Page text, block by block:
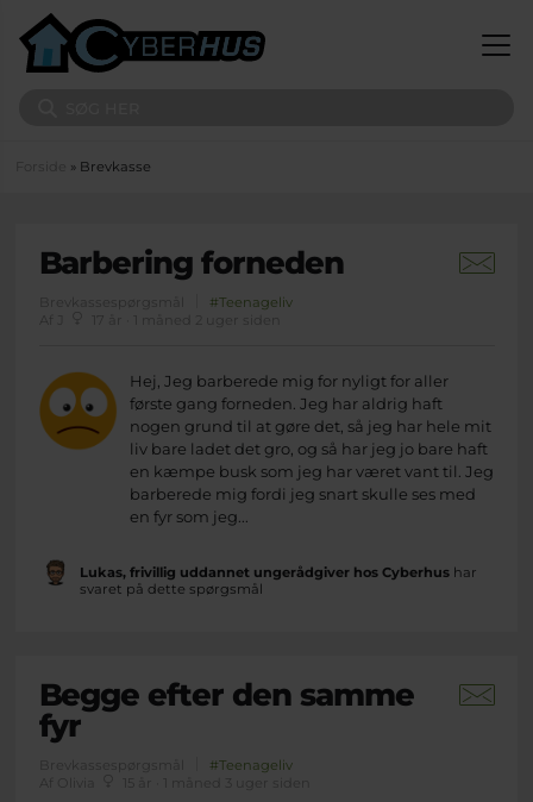
Du er her
» Brevkasse
Barbering forneden
Brevkassespørgsmål
#Teenageliv
Af J
Hej, Jeg barberede mig for nyligt for aller
første gang forneden. Jeg har aldrig haft
nogen grund til at gøre det, så jeg har hele mit
liv bare ladet det gro, og så har jeg jo bare haft
en kæmpe busk som jeg har været vant til. Jeg
barberede mig fordi jeg snart skulle ses med
en fyr som jeg...
Lukas, frivillig uddannet ungerådgiver hos Cyberhushar
svaret på dette spørgsmål
Begge efter den samme
fyr
Brevkassespørgsmål
#Teenageliv
Af Olivia
15 år · 1 måned 3 uger siden